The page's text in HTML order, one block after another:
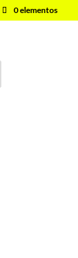
0 elementos